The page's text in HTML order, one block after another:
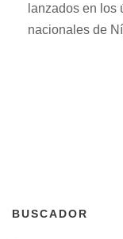
lanzados en los
nacionales de
BUSCADOR